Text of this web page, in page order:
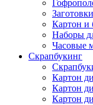
Картон и
Наборы
Часовые
Скрапбукинг
Картон
Картон
Картон